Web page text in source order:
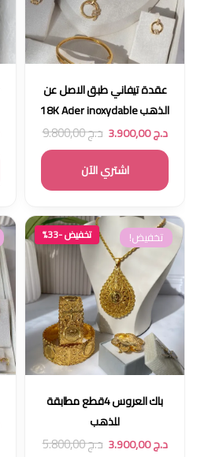
عقدة تيفاني طبق الاصل عن
الذهب 18K Acier inoxydable
د.ج3.900,00 د.ج9.800,00
اشتري الآن
تخفيض! تخفيض -33%
باك العروس 4قطع مطابقة
للذهب
د.ج3.900,00 د.ج5.800,00